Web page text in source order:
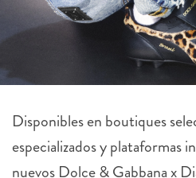
Disponibles en boutiques
especializados y plataformas
nuevos Dolce & Gabbana x
animal print continúa siendo